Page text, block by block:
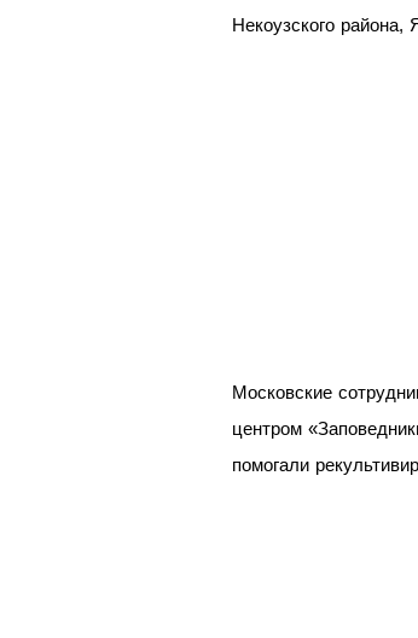
Некоузского района,
Московские
центром
помогали